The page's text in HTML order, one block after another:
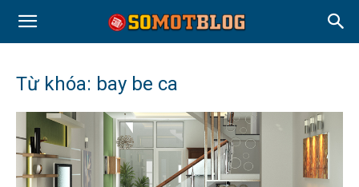
Từ khóa: bay be ca